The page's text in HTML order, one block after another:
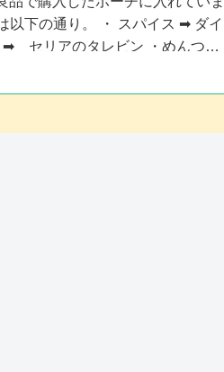
以下の通り。 ・ スパイス ➡ ダイ
セリアのタレビン ・めんつ
体どこでもOK